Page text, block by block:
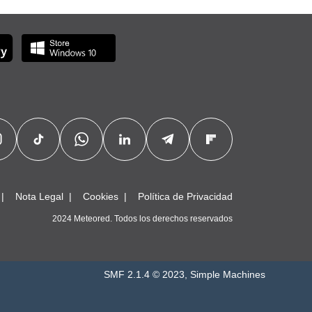
Nota Legal Cookies Política de Privacidad
2024 Meteored. Todos los derechos reservados
SMF 2.1.4 © 2023, Simple Machines